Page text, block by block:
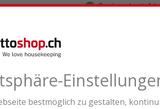
Optional mit 1
Produktbewertungen